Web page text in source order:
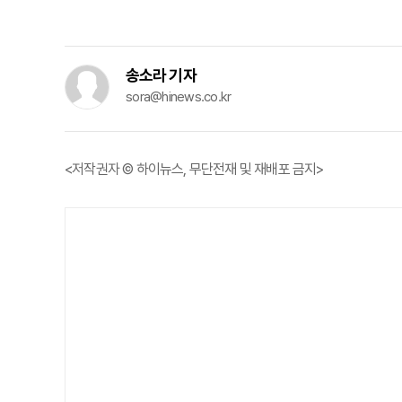
송소라 기자
sora@hinews.co.kr
<저작권자 © 하이뉴스, 무단전재 및 재배포 금지>